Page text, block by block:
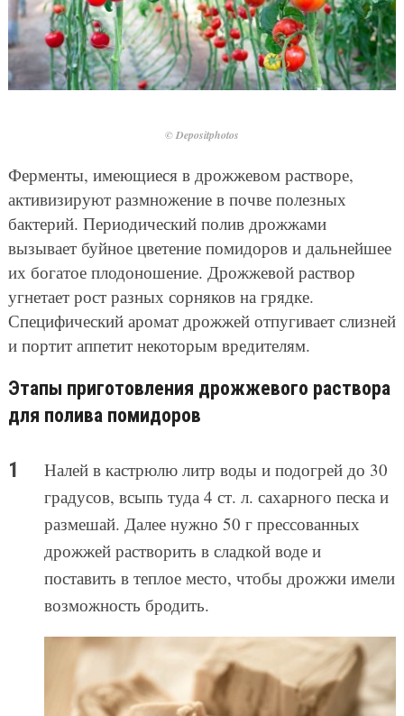
© Depositphotos
Ферменты, имеющиеся в дрожжевом растворе,
активизируют размножение в почве полезных
бактерий. Периодический полив дрожжами
вызывает буйное цветение помидоров и дальнейшее
их богатое плодоношение. Дрожжевой раствор
угнетает рост разных сорняков на грядке.
Специфический аромат дрожжей отпугивает слизней
и портит аппетит некоторым вредителям.
Этапы приготовления дрожжевого раствора
для полива помидоров
Налей в кастрюлю литр воды и подогрей до 30
градусов, всыпь туда 4 ст. л. сахарного песка и
размешай. Далее нужно 50 г прессованных
дрожжей растворить в сладкой воде и
поставить в теплое место, чтобы дрожжи имели
возможность бродить.